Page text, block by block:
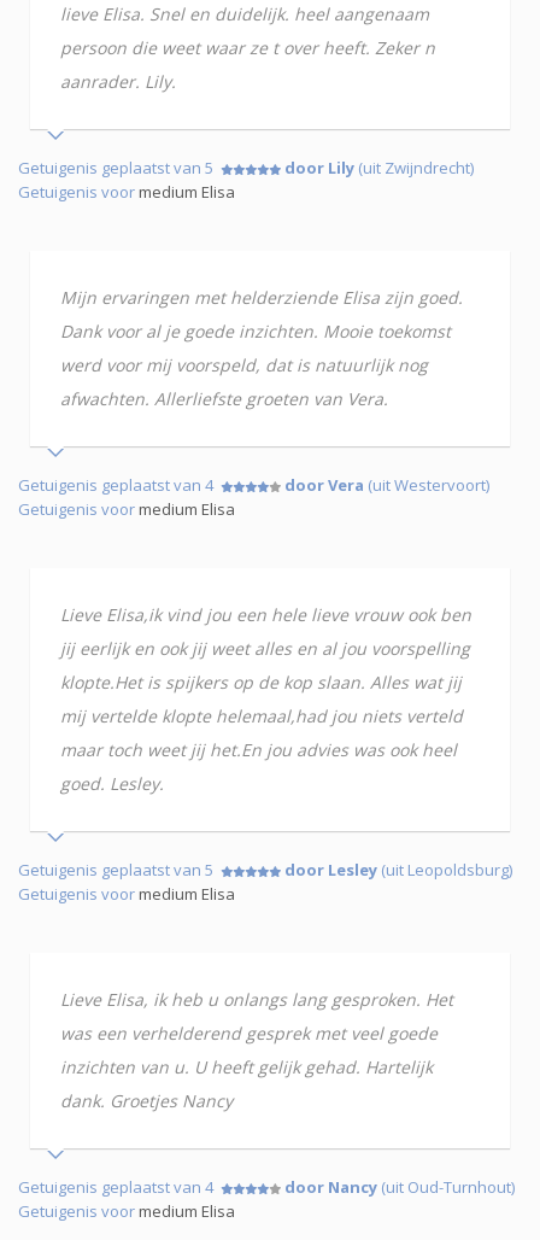
lieve Elisa. Snel en duidelijk. heel aangenaam
persoon die weet waar ze t over heeft. Zeker n
aanrader. Lily.
Getuigenis geplaatst van 5 door Lily (uit Zwijndrecht)
Getuigenis voormedium Elisa
Mijn ervaringen met helderziende Elisa zijn goed.
Dank voor al je goede inzichten. Mooie toekomst
werd voor mij voorspeld, dat is natuurlijk nog
afwachten. Allerliefste groeten van Vera.
Getuigenis geplaatst van 4 door Vera (uit Westervoort)
Getuigenis voormedium Elisa
Lieve Elisa,ik vind jou een hele lieve vrouw ook ben
jij eerlijk en ook jij weet alles en al jou voorspelling
klopte.Het is spijkers op de kop slaan. Alles wat jij
mij vertelde klopte helemaal,had jou niets verteld
maar toch weet jij het.En jou advies was ook heel
goed. Lesley.
Getuigenis geplaatst van 5 door Lesley (uit Leopoldsburg)
Getuigenis voormedium Elisa
Lieve Elisa, ik heb u onlangs lang gesproken. Het
was een verhelderend gesprek met veel goede
inzichten van u. U heeft gelijk gehad. Hartelijk
dank. Groetjes Nancy
Getuigenis geplaatst van 4 door Nancy (uit Oud-Turnhout)
Getuigenis voormedium Elisa